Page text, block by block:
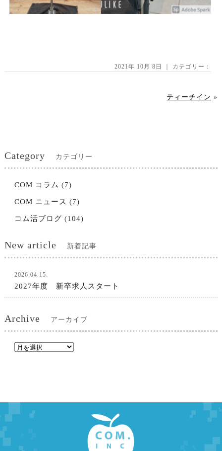
2021年 10月 8日 ｜ カテゴリー：
ティーチイン »
Category カテゴリー
COM コラム (7)
COM ニュース (7)
コム活ブログ (104)
New article 新着記事
2026.04.15:
2027年度 新卒求人スタート
Archive アーカイブ